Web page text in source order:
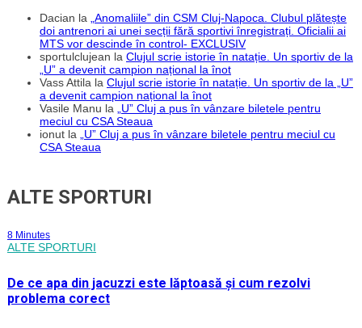
Dacian la
„Anomaliile” din CSM Cluj-Napoca. Clubul plătește
doi antrenori ai unei secții fără sportivi înregistrați. Oficialii ai
MTS vor descinde în control- EXCLUSIV
sportulclujean la Clujul scrie istorie în natație. Un sportiv de la
„U” a devenit campion național la înot
Vass Attila la Clujul scrie istorie în natație. Un sportiv de la „U”
a devenit campion național la înot
Vasile Manu la
„U” Cluj a pus în vânzare biletele pentru
meciul cu CSA Steaua
ionut la
„U” Cluj a pus în vânzare biletele pentru meciul cu
CSA Steaua
ALTE SPORTURI
8 Minutes
ALTE SPORTURI
De ce apa din jacuzzi este lăptoasă și cum rezolvi
problema corect